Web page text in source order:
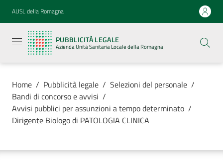
Vai al contenuto
Vai alla navigazione
Vai al footer
AUSL della Romagna
PUBBLICITÀ LEGALE
Azienda Unità Sanitaria Locale della Romagna
legale
Azienda
Unità
Locale della
Home / Pubblicità legale / Selezioni del personale /
Bandi di concorso e avvisi /
Avvisi pubblici per assunzioni a tempo determinato /
Dirigente Biologo di PATOLOGIA CLINICA